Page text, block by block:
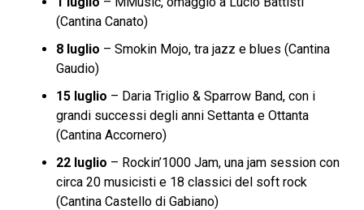
(Cantina Canato)
8 luglio – Smokin Mojo, tra jazz e blues (Cantina
Gaudio)
15 luglio – Daria Triglio & Sparrow Band, con i
grandi successi degli anni Settanta e Ottanta
(Cantina Accornero)
22 luglio – Rockin’1000 Jam, una jam session con
circa 20 musicisti e 18 classici del soft rock
(Cantina Castello di Gabiano)